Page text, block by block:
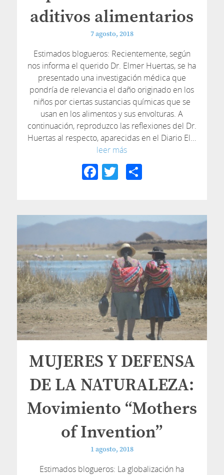
aditivos alimentarios
7 agosto, 2018
Estimados blogueros: Recientemente, según
nos informa el querido Dr. Elmer Huertas, se ha
presentado una investigación médica que
pondría de relevancia el daño originado en los
niños por ciertas sustancias químicas que se
usan en los alimentos y sus envolturas. A
continuación, reproduzco las reflexiones del Dr.
Huertas al respecto, aparecidas en el Diario El…
leer más
Facebook
TwitterCompartir
MUJERES Y DEFENSA
DE LA NATURALEZA:
Movimiento “Mothers
of Invention”
1 agosto, 2018
Estimados blogueros: La globalización ha